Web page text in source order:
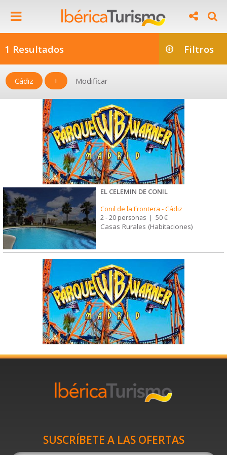
1 Resultados Filtros
Cádiz + Modificar
EL CELEMIN DE CONIL
Conil de la Frontera -Cádiz
2 - 20 personas | 50 €
Casas Rurales (Habitaciones)
SUSCRÍBETE A LAS OFERTAS